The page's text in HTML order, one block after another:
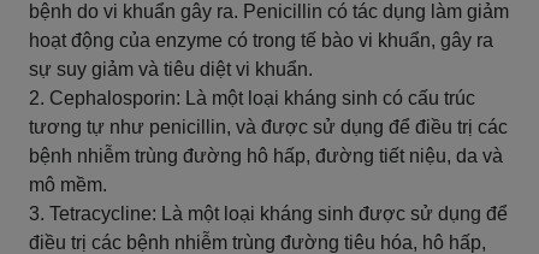
bệnh do vi khuẩn gây ra. Penicillin có tác dụng làm giảm
hoạt động của enzyme có trong tế bào vi khuẩn, gây ra
sự suy giảm và tiêu diệt vi khuẩn.
2. Cephalosporin: Là một loại kháng sinh có cấu trúc
tương tự như penicillin, và được sử dụng để điều trị các
bệnh nhiễm trùng đường hô hấp, đường tiết niệu, da và
mô mềm.
3. Tetracycline: Là một loại kháng sinh được sử dụng để
điều trị các bệnh nhiễm trùng đường tiêu hóa, hô hấp,